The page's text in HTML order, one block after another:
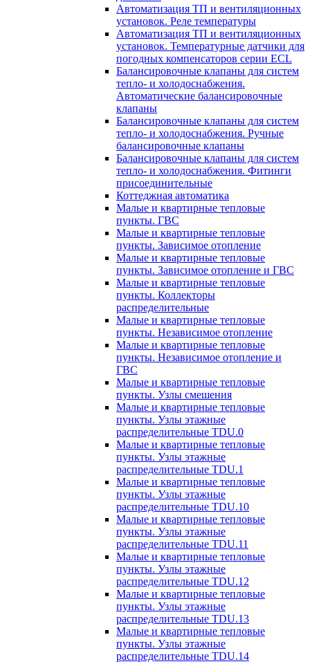
Автоматизация ТП и вентиляционных
установок. Реле температуры
Автоматизация ТП и вентиляционных
установок. Температурные датчики для
погодных компенсаторов серии ECL
Балансировочные клапаны для систем
тепло- и холодоснабжения.
Автоматические балансировочные
клапаны
Балансировочные клапаны для систем
тепло- и холодоснабжения. Ручные
балансировочные клапаны
Балансировочные клапаны для систем
тепло- и холодоснабжения. Фитинги
присоединительные
Коттеджная автоматика
Малые и квартирные тепловые
пункты. ГВС
Малые и квартирные тепловые
пункты. Зависимое отопление
Малые и квартирные тепловые
пункты. Зависимое отопление и ГВС
Малые и квартирные тепловые
пункты. Коллекторы
распределительные
Малые и квартирные тепловые
пункты. Независимое отопление
Малые и квартирные тепловые
пункты. Независимое отопление и
ГВС
Малые и квартирные тепловые
пункты. Узлы смешения
Малые и квартирные тепловые
пункты. Узлы этажные
распределительные TDU.0
Малые и квартирные тепловые
пункты. Узлы этажные
распределительные TDU.1
Малые и квартирные тепловые
пункты. Узлы этажные
распределительные TDU.10
Малые и квартирные тепловые
пункты. Узлы этажные
распределительные TDU.11
Малые и квартирные тепловые
пункты. Узлы этажные
распределительные TDU.12
Малые и квартирные тепловые
пункты. Узлы этажные
распределительные TDU.13
Малые и квартирные тепловые
пункты. Узлы этажные
распределительные TDU.14